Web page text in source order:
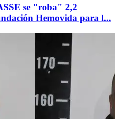
se "roba" 2,2
Hemovida para l...